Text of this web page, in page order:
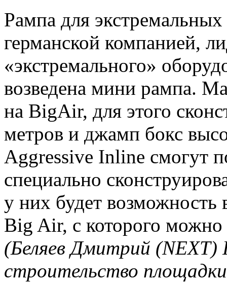
Рампа для экстремальных
германской компанией,
«экстремального»
возведена мини рампа.
на BigAir, для этого
метров и джамп бокс
Aggressive Inline смогут
специально
у них будет возможность
Big Air, с которого можно
(Беляев Дмитрий (NEXT)
строительство